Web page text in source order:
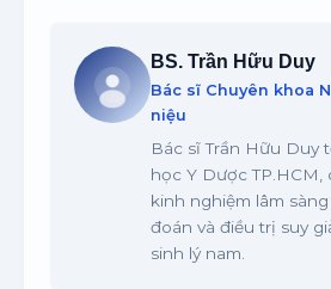
BS. Trần Hữu Duy
Bác sĩ Chuyên khoa
niệu
Bác sĩ Trần Hữu Duy
học Y Dược TP.HCM,
kinh nghiệm lâm
đoán và điều trị suy
sinh lý nam.